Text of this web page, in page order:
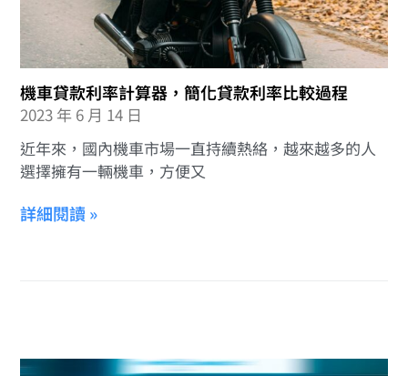
機車貸款利率計算器，簡化貸款利率比較過程
2023 年 6 月 14 日
近年來，國內機車市場一直持續熱絡，越來越多的人
選擇擁有一輛機車，方便又
詳細閱讀 »